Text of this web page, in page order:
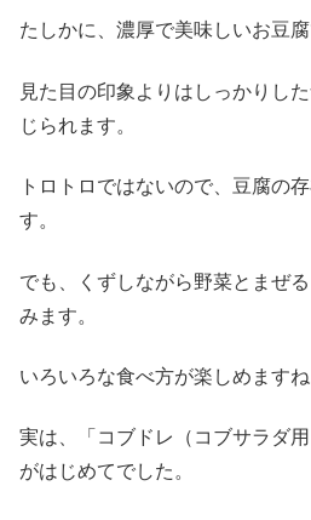
たしかに、濃厚で美味しいお豆腐
見た目の印象よりはしっかりし
じられます。
トロトロではないので、豆腐の
す。
でも、くずしながら野菜とまぜ
みます。
いろいろな食べ方が楽しめますね
実は、「コブドレ（コブサラダ
がはじめてでした。